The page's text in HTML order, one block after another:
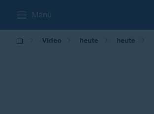
Menü
Video heute heute